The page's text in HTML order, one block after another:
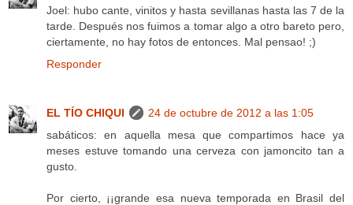
Joel: hubo cante, vinitos y hasta sevillanas hasta las 7 de la
tarde. Después nos fuimos a tomar algo a otro bareto pero,
ciertamente, no hay fotos de entonces. Mal pensao! ;)
Responder
EL TÍO CHIQUI
24 de octubre de 2012 a las 1:05
sabáticos: en aquella mesa que compartimos hace ya
meses estuve tomando una cerveza con jamoncito tan a
gusto.
Por cierto, ¡¡grande esa nueva temporada en Brasil del